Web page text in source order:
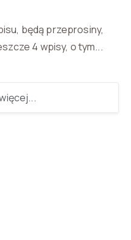
będą przeprosiny,
4 wpisy, o tym...